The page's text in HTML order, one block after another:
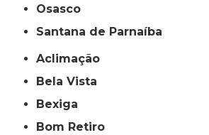
Osasco
Santana de Parnaíba
Aclimação
Bela Vista
Bexiga
Bom Retiro